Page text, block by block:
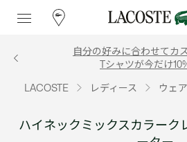
自分の好みに合わせてカ
Tシャツが今だけ
LACOSTE レディース ウェア
ハイネックミックスカラーク